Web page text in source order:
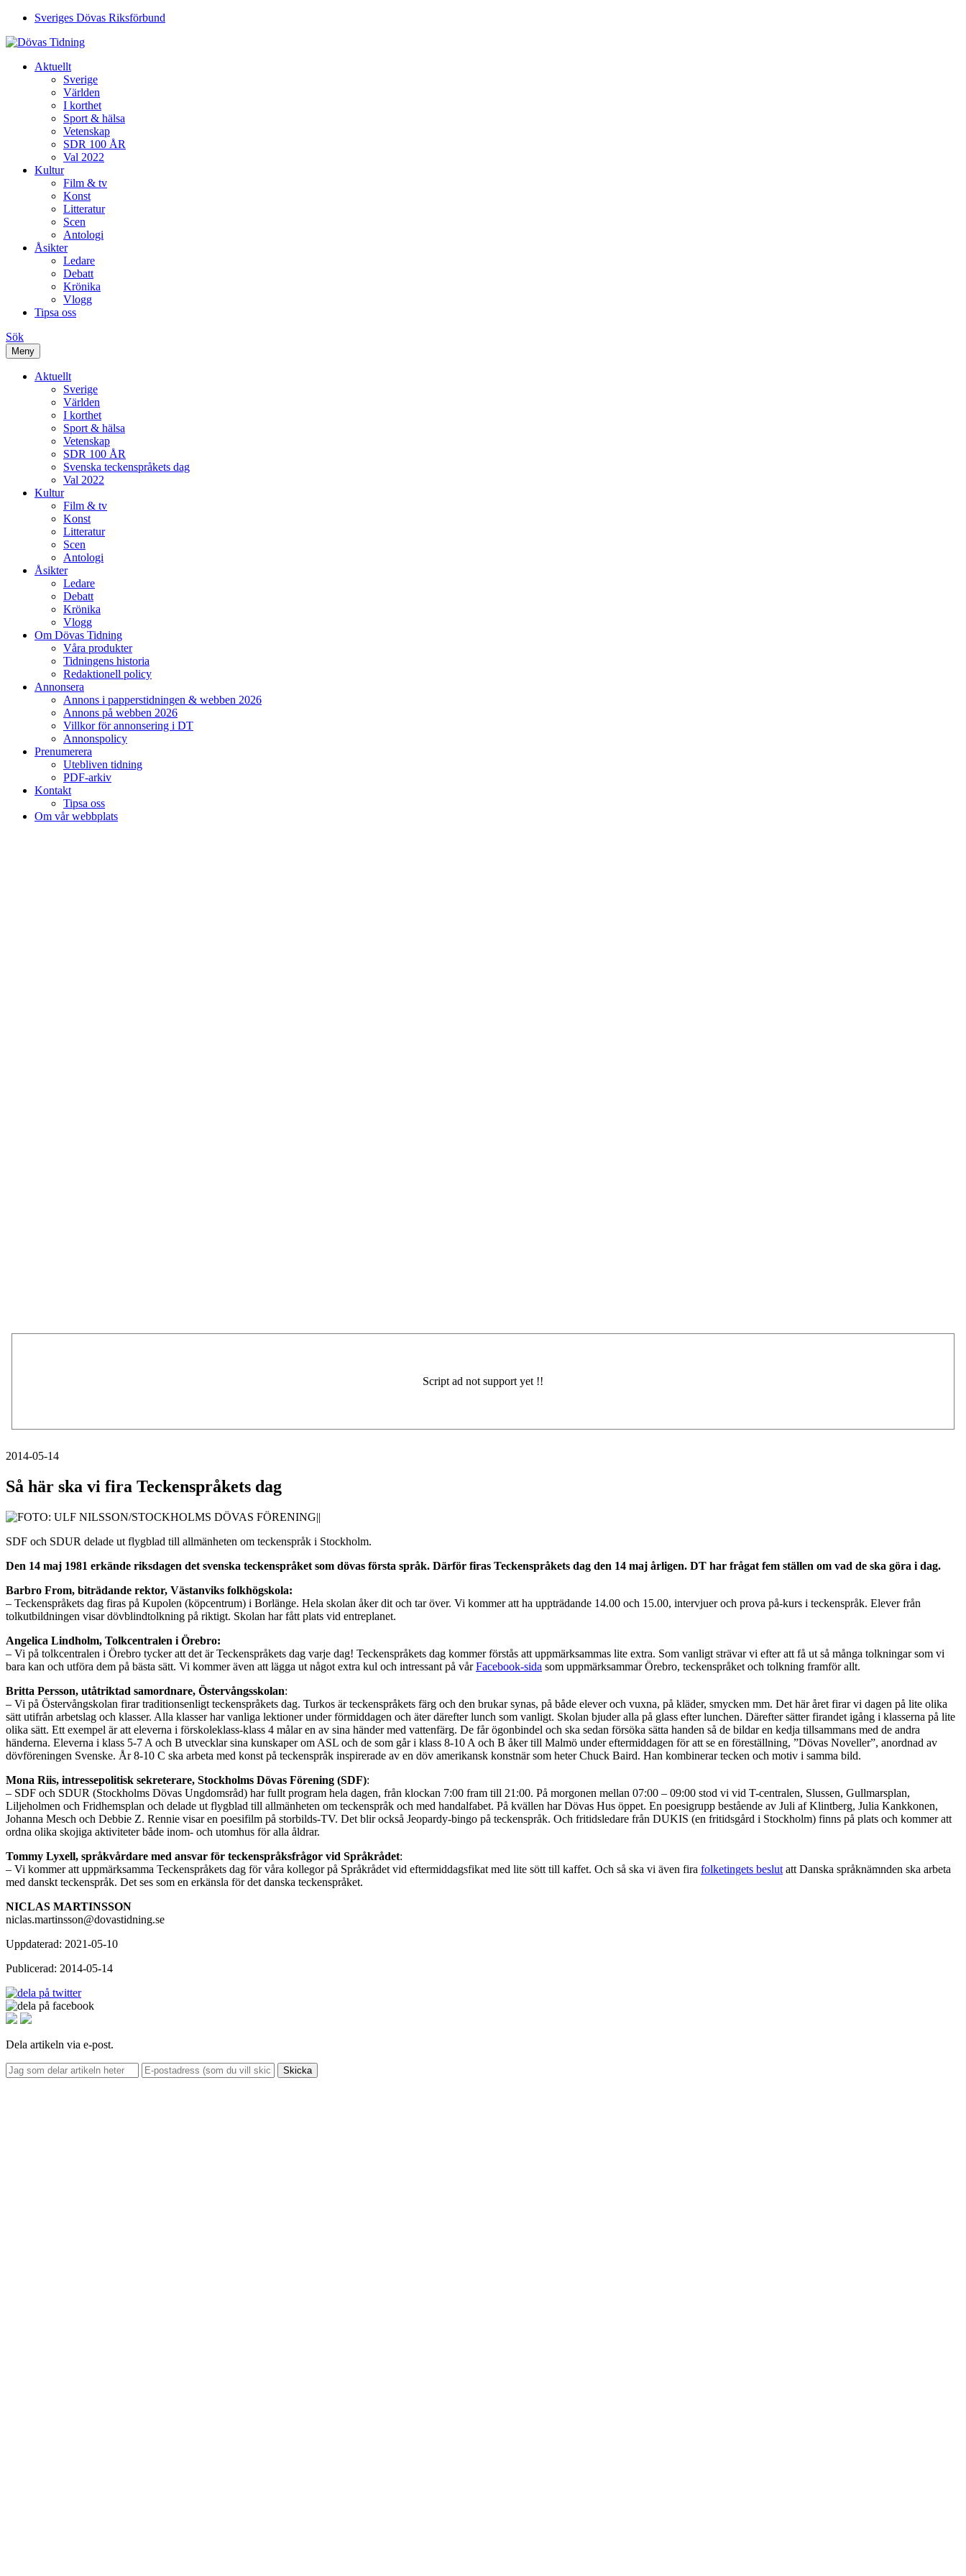
Sveriges Dövas Riksförbund
Aktuellt
Sverige
Världen
I korthet
Sport & hälsa
Vetenskap
SDR 100 ÅR
Val 2022
Kultur
Film & tv
Konst
Litteratur
Scen
Antologi
Åsikter
Ledare
Debatt
Krönika
Vlogg
Tipsa oss
Sök
Meny
Aktuellt
Sverige
Världen
I korthet
Sport & hälsa
Vetenskap
SDR 100 ÅR
Svenska teckenspråkets dag
Val 2022
Kultur
Film & tv
Konst
Litteratur
Scen
Antologi
Åsikter
Ledare
Debatt
Krönika
Vlogg
Om Dövas Tidning
Våra produkter
Tidningens historia
Redaktionell policy
Annonsera
Annons i papperstidningen & webben 2026
Annons på webben 2026
Villkor för annonsering i DT
Annonspolicy
Prenumerera
Utebliven tidning
PDF-arkiv
Kontakt
Tipsa oss
Om vår webbplats
2014-05-14
Så här ska vi fira Teckenspråkets dag
SDF och SDUR delade ut flygblad till allmänheten om teckenspråk i Stockholm.
Den 14 maj 1981 erkände riksdagen det svenska teckenspråket som dövas första språk. Därför firas Teckenspråkets dag den 14 maj årligen. DT har frågat fem ställen om vad de ska göra i dag.
Barbro From, biträdande rektor, Västanviks folkhögskola:
– Teckenspråkets dag firas på Kupolen (köpcentrum) i Borlänge. Hela skolan åker dit och tar över. Vi kommer att ha uppträdande 14.00 och 15.00, intervjuer och prova på-kurs i teckenspråk. Elever från
tolkutbildningen visar dövblindtolkning på riktigt. Skolan har fått plats vid entreplanet.
Angelica Lindholm, Tolkcentralen i Örebro:
– Vi på tolkcentralen i Örebro tycker att det är Teckenspråkets dag varje dag! Teckenspråkets dag kommer förstås att uppmärksammas lite extra. Som vanligt strävar vi efter att få ut så många tolkningar som vi
bara kan och utföra dem på bästa sätt. Vi kommer även att lägga ut något extra kul och intressant på vårFacebook-sida som uppmärksammar Örebro, teckenspråket och tolkning framför allt.
Britta Persson, utåtriktad samordnare, Östervångsskolan:
– Vi på Östervångskolan firar traditionsenligt teckenspråkets dag. Turkos är teckenspråkets färg och den brukar synas, på både elever och vuxna, på kläder, smycken mm. Det här året firar vi dagen på lite olika
sätt utifrån arbetslag och klasser. Alla klasser har vanliga lektioner under förmiddagen och äter därefter lunch som vanligt. Skolan bjuder alla på glass efter lunchen. Därefter sätter firandet igång i klasserna på lite
olika sätt. Ett exempel är att eleverna i förskoleklass-klass 4 målar en av sina händer med vattenfärg. De får ögonbindel och ska sedan försöka sätta handen så de bildar en kedja tillsammans med de andra
händerna. Eleverna i klass 5-7 A och B utvecklar sina kunskaper om ASL och de som går i klass 8-10 A och B åker till Malmö under eftermiddagen för att se en föreställning, ”Dövas Noveller”, anordnad av
dövföreningen Svenske. År 8-10 C ska arbeta med konst på teckenspråk inspirerade av en döv amerikansk konstnär som heter Chuck Baird. Han kombinerar tecken och motiv i samma bild.
Mona Riis, intressepolitisk sekreterare, Stockholms Dövas Förening (SDF):
– SDF och SDUR (Stockholms Dövas Ungdomsråd) har fullt program hela dagen, från klockan 7:00 fram till 21:00. På morgonen mellan 07:00 – 09:00 stod vi vid T-centralen, Slussen, Gullmarsplan,
Liljeholmen och Fridhemsplan och delade ut flygblad till allmänheten om teckenspråk och med handalfabet. På kvällen har Dövas Hus öppet. En poesigrupp bestående av Juli af Klintberg, Julia Kankkonen,
Johanna Mesch och Debbie Z. Rennie visar en poesifilm på storbilds-TV. Det blir också Jeopardy-bingo på teckenspråk. Och fritidsledare från DUKIS (en fritidsgård i Stockholm) finns på plats och kommer att
ordna olika skojiga aktiviteter både inom- och utomhus för alla åldrar.
Tommy Lyxell, språkvårdare med ansvar för teckenspråksfrågor vid Språkrådet:
– Vi kommer att uppmärksamma Teckenspråkets dag för våra kollegor på Språkrådet vid eftermiddagsfikat med lite sött till kaffet. Och så ska vi även fira folketingets beslut att Danska språknämnden ska arbeta
med danskt teckenspråk. Det ses som en erkänsla för det danska teckenspråket.
NICLAS MARTINSSON
niclas.martinsson@dovastidning.se
Uppdaterad: 2021-05-10
Publicerad: 2014-05-14
Dela artikeln via e-post.
Skicka